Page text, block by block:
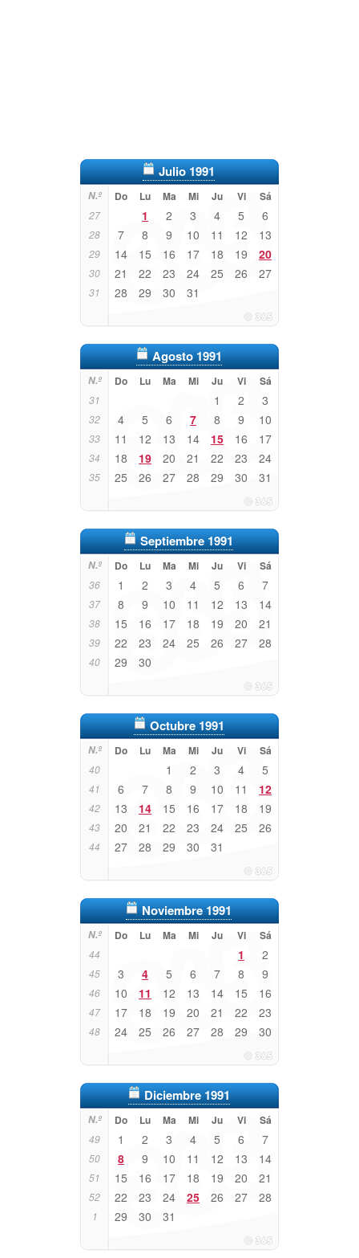
Julio 1991
N.º Do Lu Ma Mi Ju Vi Sá
27 1 2 3 4 5 6
28 7 8 9 10 11 12 13
29 14 15 16 17 18 19 20
30 21 22 23 24 25 26 27
31 28 29 30 31
Agosto 1991
N.º Do Lu Ma Mi Ju Vi Sá
31 1 2 3
32 4 5 6 7 8 9 10
33 11 12 13 14 15 16 17
34 18 19 20 21 22 23 24
35 25 26 27 28 29 30 31
Septiembre 1991
N.º Do Lu Ma Mi Ju Vi Sá
36 1 2 3 4 5 6 7
37 8 9 10 11 12 13 14
38 15 16 17 18 19 20 21
39 22 23 24 25 26 27 28
40 29 30
Octubre 1991
N.º Do Lu Ma Mi Ju Vi Sá
40 1 2 3 4 5
41 6 7 8 9 10 11 12
42 13 14 15 16 17 18 19
43 20 21 22 23 24 25 26
44 27 28 29 30 31
Noviembre 1991
N.º Do Lu Ma Mi Ju Vi Sá
44 1 2
45 3 4 5 6 7 8 9
46 10 11 12 13 14 15 16
47 17 18 19 20 21 22 23
48 24 25 26 27 28 29 30
Diciembre 1991
N.º Do Lu Ma Mi Ju Vi Sá
49 1 2 3 4 5 6 7
50 8 9 10 11 12 13 14
51 15 16 17 18 19 20 21
52 22 23 24 25 26 27 28
1 29 30 31